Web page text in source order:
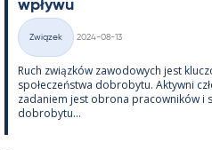
wpływu
Kategorie
Związek
2024-08-13
Ruch związków zawo­dowych jest
społeczeństwa do­bro­bytu. Ak­tywni
za­da­niem jest obrona pracow­ników i
do­bro­bytu...